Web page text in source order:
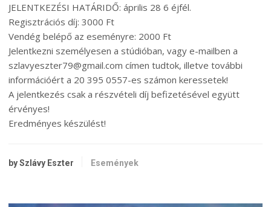
JELENTKEZÉSI HATÁRIDŐ: április 28 6 éjfél.
Regisztrációs díj: 3000 Ft
Vendég belépő az eseményre: 2000 Ft
Jelentkezni személyesen a stúdióban, vagy e-mailben a
szlavyeszter79@gmail.com címen tudtok, illetve további
információért a 20 395 0557-es számon keressetek!
A jelentkezés csak a részvételi díj befizetésével együtt
érvényes!
Eredményes készülést!
by Szlávy Eszter Események